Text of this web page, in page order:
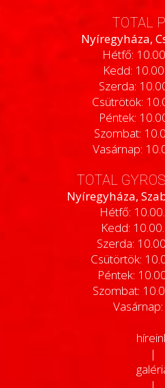
TOTAL
Nyíregyháza,
Hétfő:
Kedd:
Szerda:
Csütrötök:
Péntek:
Szombat:
Vasárnap:
TOTAL
Nyíregyháza,
Hétfő:
Kedd:
Szerda:
Csütörtök:
Péntek:
Szombat:
|
|